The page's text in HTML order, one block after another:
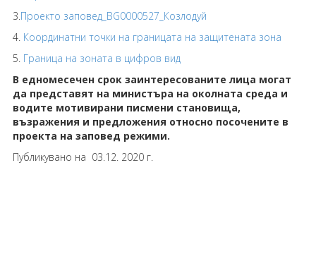
3. Проекто заповед_BG0000527_Козлодуй
4. Координатни точки на границата на защитената зона
5. Граница на зоната в цифров вид
В едномесечен срок заинтересованите лица могат
да представят на министъра на околната среда и
водите мотивирани писмени становища,
възражения и предложения относно посочените в
проекта на заповед режими.
Публикувано на 03.12. 2020 г.